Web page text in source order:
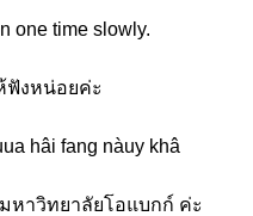
one time slowly.
ฟังหน่อยค่ะ
hâi fang nàuy khâ
าวิทยาลัยโอแบกก์ ค่ะ